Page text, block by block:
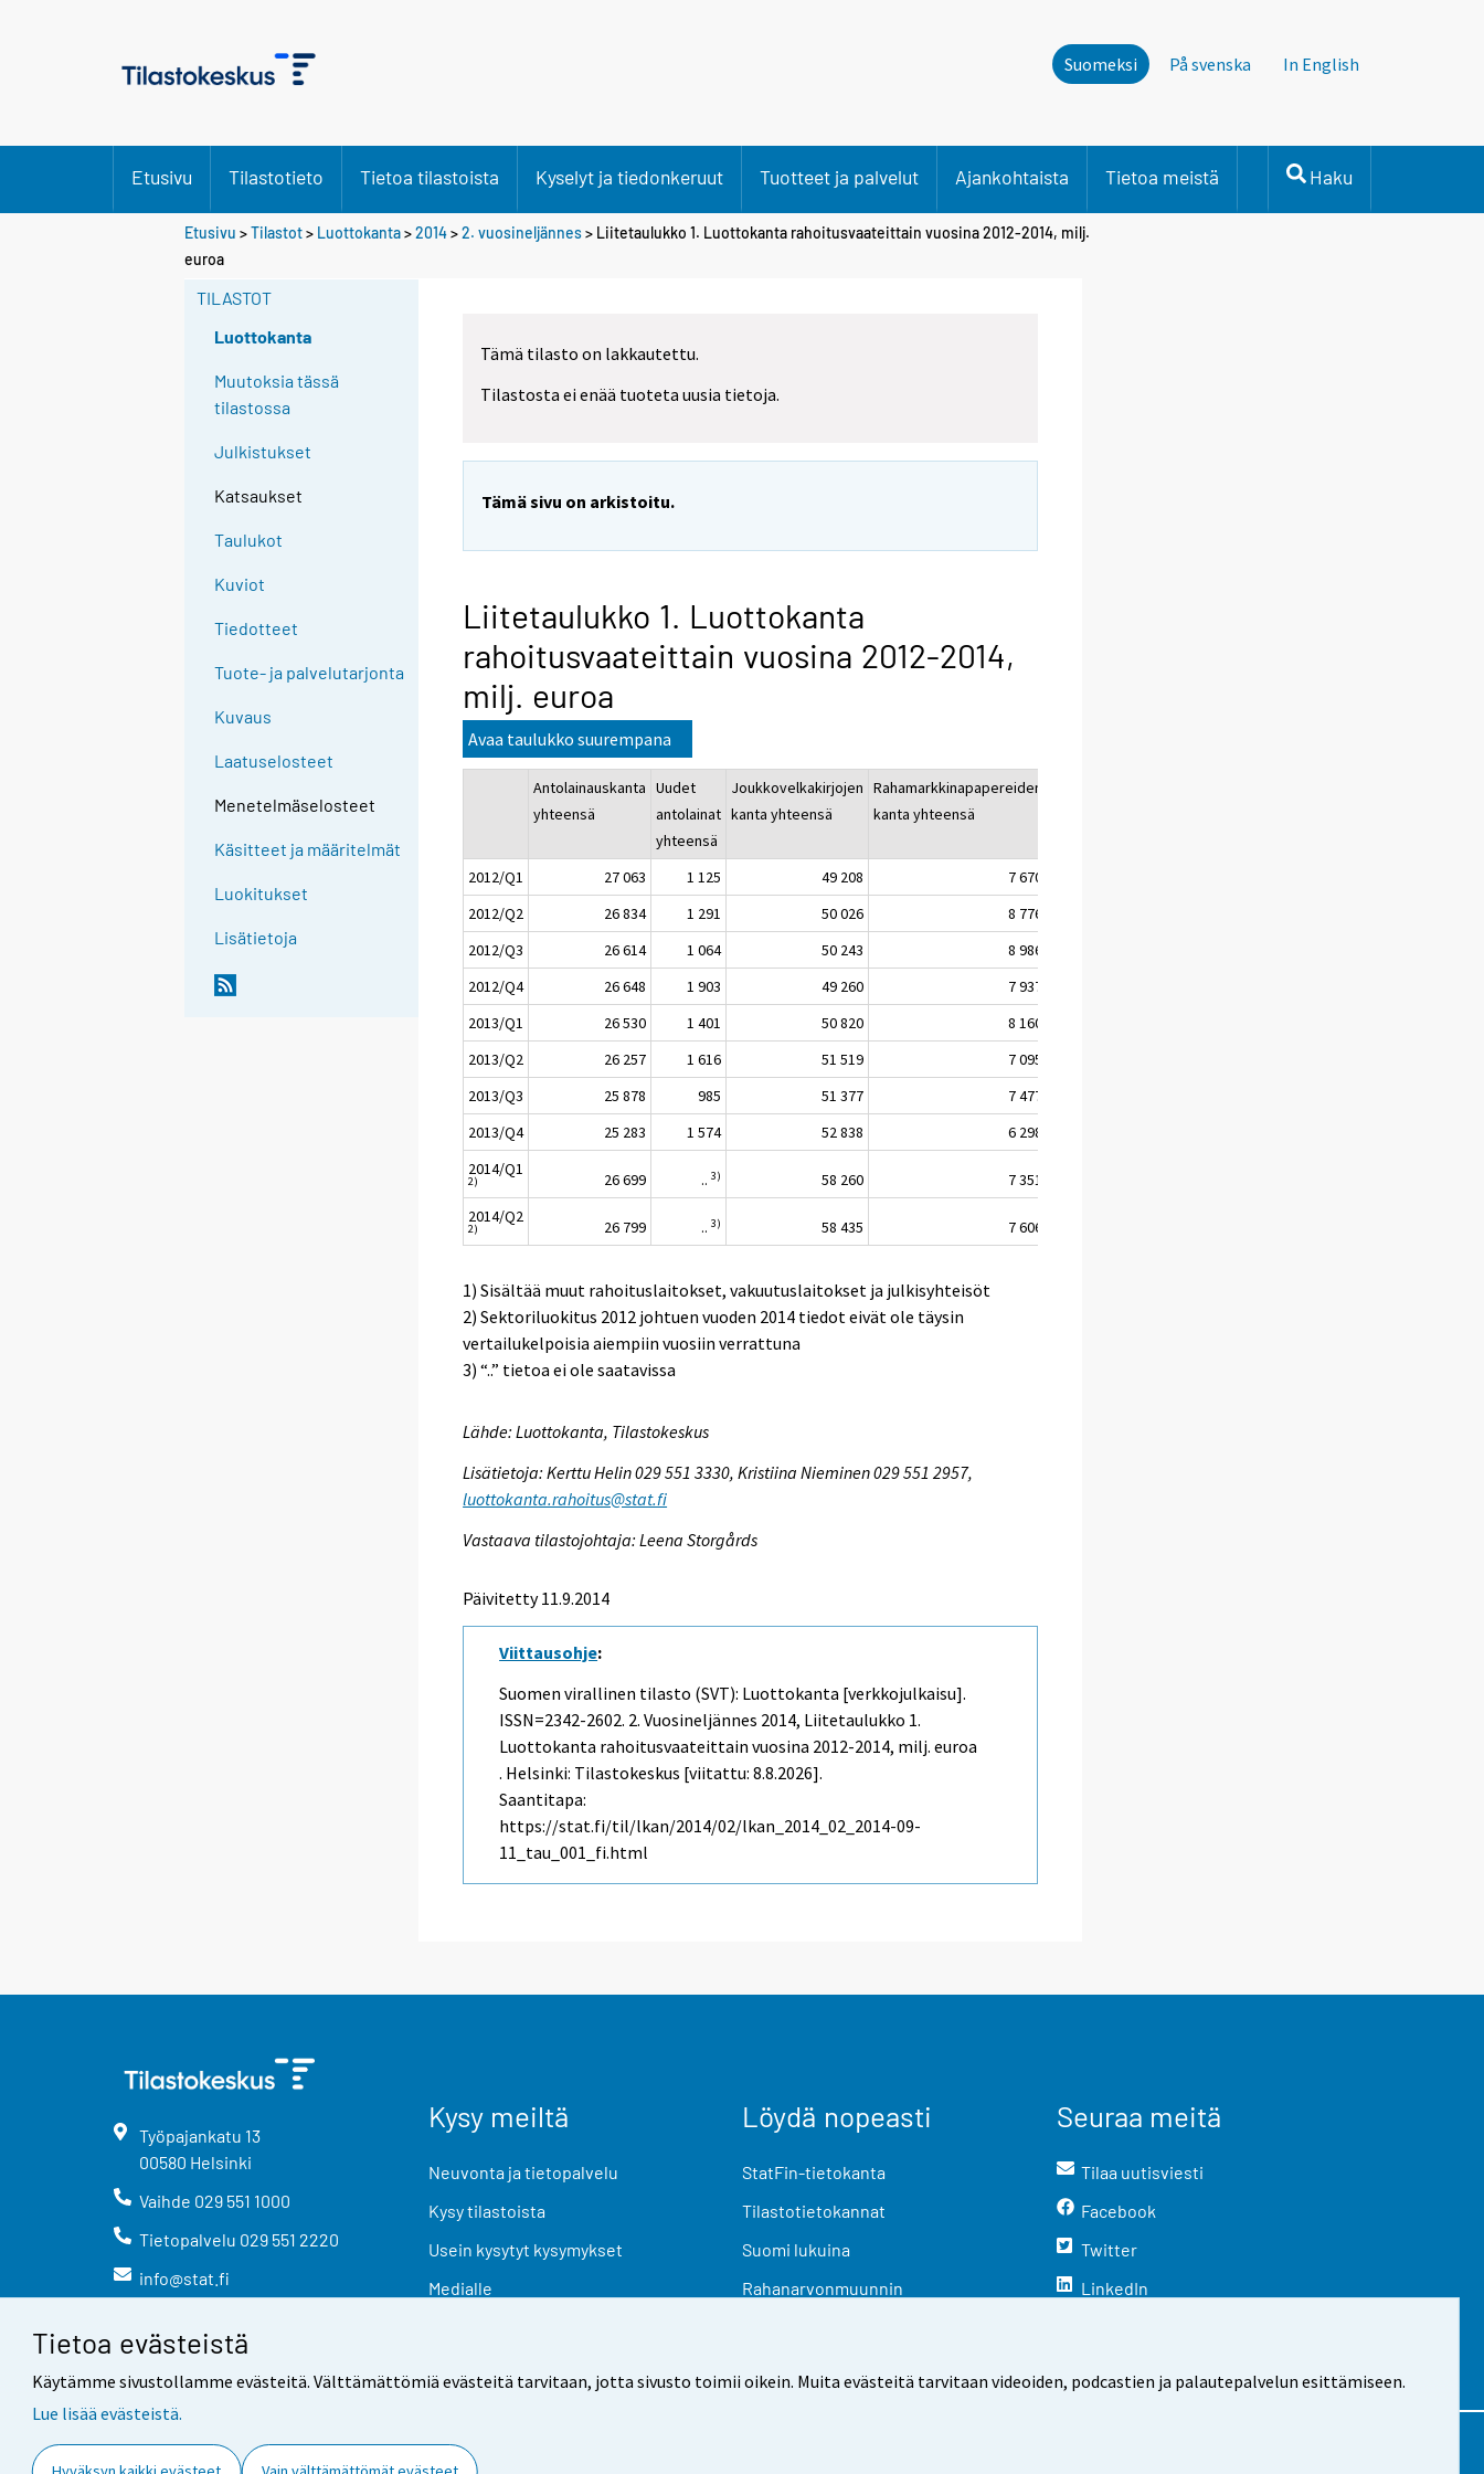
Tietoa evästeistä
Käytämme sivustollamme evästeitä. Välttämättömiä evästeitä tarvitaan, jotta sivusto toimii oikein. Muita evästeitä tarvitaan videoiden, podcastien ja palautepalvelun esittämiseen.
Lue lisää evästeistä.
Suomeksi På svenska In English
Etusivu Tilastotieto Tietoa tilastoista Kyselyt ja tiedonkeruut Tuotteet ja palvelut Ajankohtaista Tietoa meistä Haku
Etusivu >Tilastot> Luottokanta>2014>2. vuosineljännes> Liitetaulukko 1. Luottokanta rahoitusvaateittain vuosina 2012-2014, milj.
euroa
TILASTOT
Luottokanta
Muutoksia tässä
tilastossa
Julkistukset
Katsaukset
Taulukot
Kuviot
Tiedotteet
Tuote- ja palvelutarjonta
Kuvaus
Laatuselosteet
Menetelmäselosteet
Käsitteet ja määritelmät
Luokitukset
Lisätietoja
Tämä tilasto on lakkautettu.
Tilastosta ei enää tuoteta uusia tietoja.
Tämä sivu on arkistoitu.
Liitetaulukko 1. Luottokanta
rahoitusvaateittain vuosina 2012-2014,
milj. euroa
Avaa taulukko suurempana
Antolainauskanta
yhteensä
Uudet
antolainat
yhteensä
Joukkovelkakirjojen
kanta yhteensä
Rahamarkkinapapereiden
kanta yhteensä
2012/Q1 27 063 1 125 49 208 7 670
2012/Q2
26 834 1 291 50 026 8 776
2012/Q3
26 614 1 064 50 243 8 986
2012/Q4
26 648 1 903 49 260 7 937
2013/Q1
26 530 1 401 50 820 8 160
2013/Q2
26 257 1 616 51 519 7 095
2013/Q3
25 878 985 51 377 7 477
2013/Q4
25 283 1 574 52 838 6 298
2014/Q1
2) 26 699 ..3) 58 260 7 351
2014/Q2
2) 26 799 ..3) 58 435 7 606
1) Sisältää muut rahoituslaitokset, vakuutuslaitokset ja julkisyhteisöt
2) Sektoriluokitus 2012 johtuen vuoden 2014 tiedot eivät ole täysin
vertailukelpoisia aiempiin vuosiin verrattuna
3) “..” tietoa ei ole saatavissa
Lähde: Luottokanta, Tilastokeskus
Lisätietoja: Kerttu Helin 029 551 3330, Kristiina Nieminen 029 551 2957,
luottokanta.rahoitus@stat.fi
Vastaava tilastojohtaja: Leena Storgårds
Päivitetty 11.9.2014
Viittausohje:
Suomen virallinen tilasto (SVT): Luottokanta [verkkojulkaisu].
ISSN=2342-2602. 2. Vuosineljännes 2014, Liitetaulukko 1.
Luottokanta rahoitusvaateittain vuosina 2012-2014, milj. euroa
. Helsinki: Tilastokeskus [viitattu: 8.8.2026].
Saantitapa:
https://stat.fi/til/lkan/2014/02/lkan_2014_02_2014-09-
11_tau_001_fi.html
Työpajankatu 13
00580 Helsinki
Vaihde 029 551 1000
Tietopalvelu 029 551 2220
info@stat.fi
Kysy meiltä
Neuvonta ja tietopalvelu
Kysy tilastoista
Usein kysytyt kysymykset
Medialle
Löydä nopeasti
StatFin-tietokanta
Tilastotietokannat
Suomi lukuina
Rahanarvonmuunnin
Seuraa meitä
Tilaa uutisviesti
Facebook
Twitter
LinkedIn
Palaute